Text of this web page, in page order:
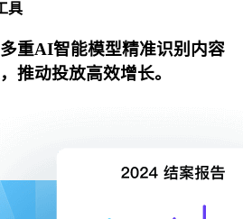
具
重AI智能模型精准识别内容
推动投放高效增长。